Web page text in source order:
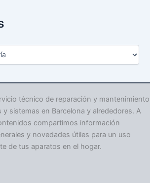
técnico de reparación y mantenimiento
sistemas en Barcelona y alrededores. A
compartimos información
y novedades útiles para un uso
de tus aparatos en el hogar.